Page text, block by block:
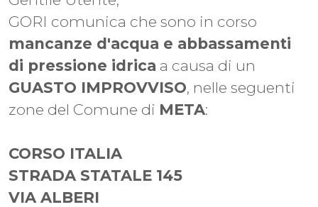
GORI comunica che sono in corso
mancanze d'acqua e abbassamenti
di pressione idrica a causa di un
GUASTO IMPROVVISO, nelle seguenti
zone del Comune di META:
CORSO ITALIA
STRADA STATALE 145
VIA ALBERI